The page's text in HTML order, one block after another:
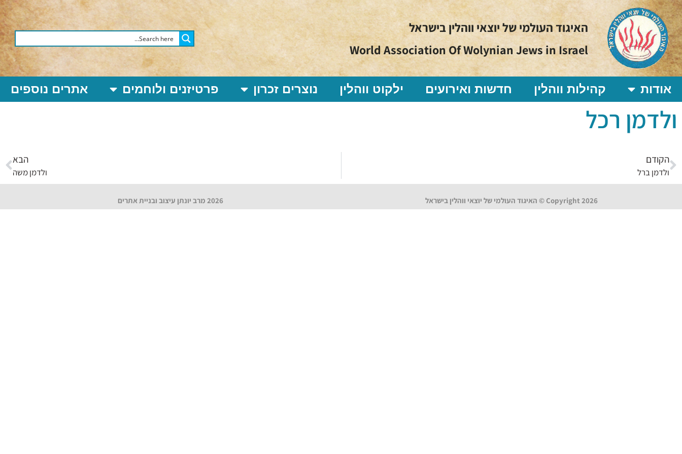
האיגוד העולמי של יוצאי ווהלין בישראל
World Association Of Wolynian Jews in Israel
אודות קהילות ווהלין חדשות ואירועים ילקוט ווהלין נוצרים זכרון פרטיזנים ולוחמים אתרים נוספים
ולדמן רכל
הקודם
ולדמן ברל
הבא
ולדמן משה
Copyright 2026 © האיגוד העולמי של יוצאי ווהלין בישראל 2026 מרב יונתן עיצוב ובניית אתרים